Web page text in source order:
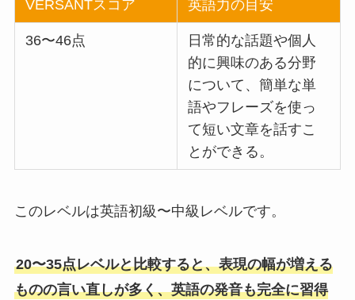
VERSANTスコア 英語力の目安
36〜46点
日常的な話題や個人
的に興味のある分野
について、簡単な単
語やフレーズを使っ
て短い文章を話すこ
とができる。
このレベルは英語初級〜中級レベルです。
20〜35点レベルと比較すると、表現の幅が増える
ものの言い直しが多く、英語の発音も完全に習得